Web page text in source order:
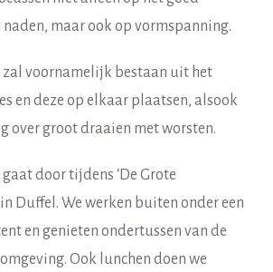
maar ook op vormspanning.
zal voornamelijk bestaan uit het
en deze op elkaar plaatsen, alsook
over groot draaien met worsten.
door tijdens ‘De Grote
Duffel. We werken buiten onder een
en genieten ondertussen van de
Ook lunchen doen we